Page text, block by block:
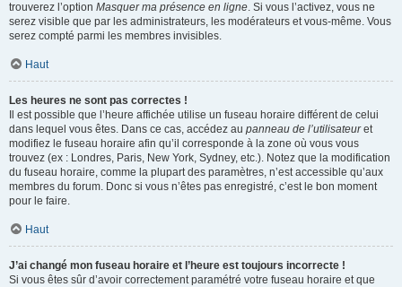
trouverez l’option Masquer ma présence en ligne. Si vous l’activez, vous ne
serez visible que par les administrateurs, les modérateurs et vous-même. Vous
serez compté parmi les membres invisibles.
Haut
Les heures ne sont pas correctes !
Il est possible que l’heure affichée utilise un fuseau horaire différent de celui
dans lequel vous êtes. Dans ce cas, accédez au panneau de l’utilisateuret
modifiez le fuseau horaire afin qu’il corresponde à la zone où vous vous
trouvez (ex : Londres, Paris, New York, Sydney, etc.). Notez que la modification
du fuseau horaire, comme la plupart des paramètres, n’est accessible qu’aux
membres du forum. Donc si vous n’êtes pas enregistré, c’est le bon moment
pour le faire.
Haut
J’ai changé mon fuseau horaire et l’heure est toujours incorrecte !
Si vous êtes sûr d’avoir correctement paramétré votre fuseau horaire et que